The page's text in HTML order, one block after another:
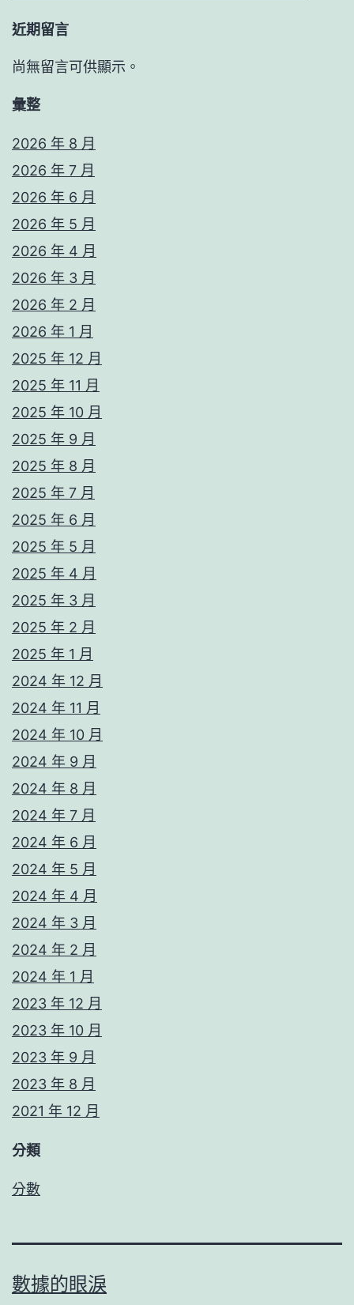
近期留言
尚無留言可供顯示。
彙整
2026 年 8 月
2026 年 7 月
2026 年 6 月
2026 年 5 月
2026 年 4 月
2026 年 3 月
2026 年 2 月
2026 年 1 月
2025 年 12 月
2025 年 11 月
2025 年 10 月
2025 年 9 月
2025 年 8 月
2025 年 7 月
2025 年 6 月
2025 年 5 月
2025 年 4 月
2025 年 3 月
2025 年 2 月
2025 年 1 月
2024 年 12 月
2024 年 11 月
2024 年 10 月
2024 年 9 月
2024 年 8 月
2024 年 7 月
2024 年 6 月
2024 年 5 月
2024 年 4 月
2024 年 3 月
2024 年 2 月
2024 年 1 月
2023 年 12 月
2023 年 10 月
2023 年 9 月
2023 年 8 月
2021 年 12 月
分類
分數
數據的眼淚